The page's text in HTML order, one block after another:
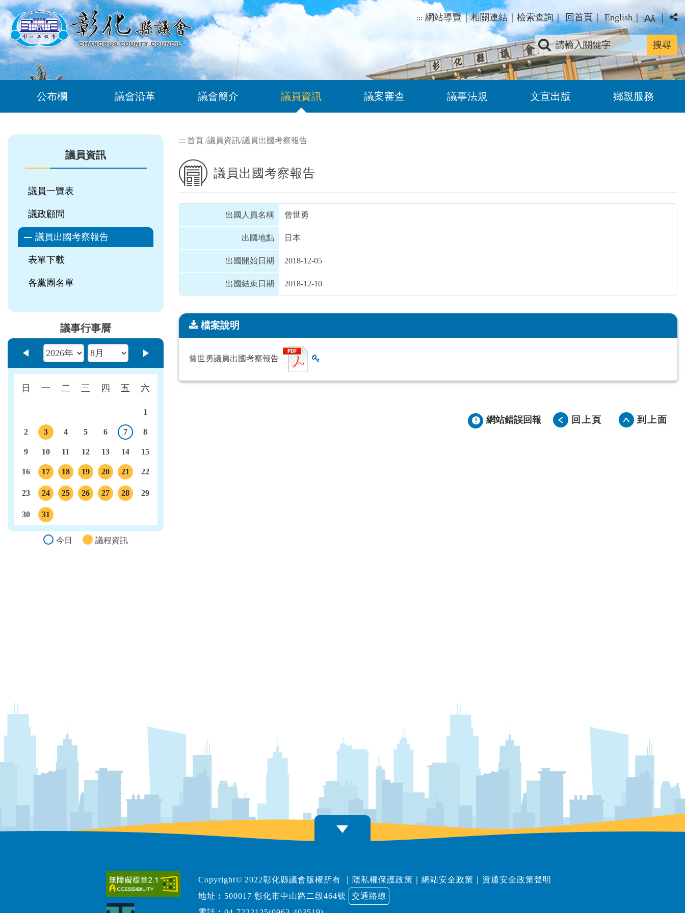
跳到主要內容區塊
::: 網站導覽｜相關連結 ｜ 檢索查詢｜回首頁｜English ｜ ｜
關鍵字查詢
公布欄 議會沿革 議會簡介 議員資訊 議案審查 議事法規 文宣出版 鄉親服務
:::
議員資訊
議員一覽表
議政顧問
議員出國考察報告
表單下載
各黨團名單
議事行事曆
上個月
日 一 二 三 四 五 六
1
2
3
4 5 6
7
8
9 10 11 12 13 14 15
16
17
議程
18
議程
19
議程
20
議程
21
議程
22
23
24
議程
25
26
27
28
29
30
31
今日
議程資訊
::: 首頁 /議員資訊/議員出國考察報告
議員出國考察報告
出國人員名稱 曾世勇
出國地點 日本
出國開始日期 2018-12-05
出國結束日期 2018-12-10
檔案說明
檔案說明
曾世勇議員出國考察報告
網站錯誤回報 回上頁 到上面
Copyright© 2022彰化縣議會版權所有 隱私權保護政策 網站安全政策
資通安全政策聲明
地址︰500017 彰化市中山路二段464號
交通路線